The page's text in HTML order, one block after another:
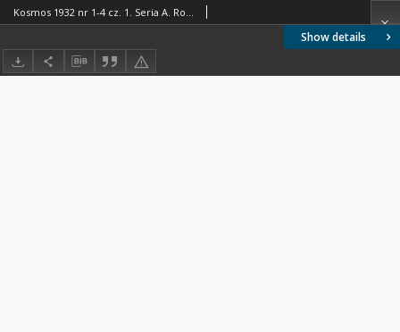
Show details
Kosmos 1932 nr 1-4 cz. 1. Seria A. Rozprawy